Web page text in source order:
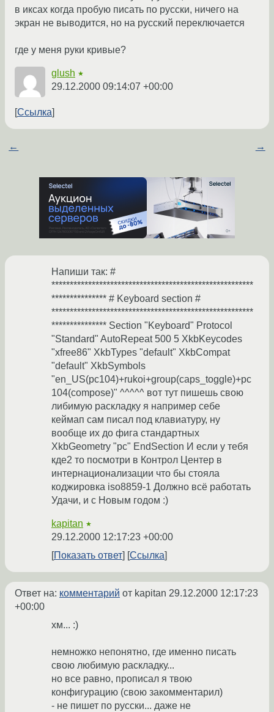
в иксах когда пробую писать по русски, ничего на
экран не выводится, но на русский переключается
где у меня руки кривые?
glush ★
29.12.2000 09:14:07 +00:00
Ссылка
← →
Напиши так: #
*******************************************************
*************** # Keyboard section #
*******************************************************
*************** Section "Keyboard" Protocol
"Standard" AutoRepeat 500 5 XkbKeycodes
"xfree86" XkbTypes "default" XkbCompat
"default" XkbSymbols
"en_US(pc104)+rukoi+group(caps_toggle)+pc
104(compose)" ^^^^^ вот тут пишешь свою
либимую раскладку я например себе
кеймап сам писал под клавиатуру, ну
вообще их до фига стандартных
XkbGeometry "pc" EndSection И если у тебя
кде2 то посмотри в Контрол Центер в
интернационализации что бы стояла
коджировка iso8859-1 Должно всё работать
Удачи, и с Новым годом :)
kapitan ★
29.12.2000 12:17:23 +00:00
Показать ответ
Ссылка
Ответ на: комментарий от kapitan 29.12.2000 12:17:23
+00:00
хм... :)
немножко непонятно, где именно писать
свою любимую раскладку...
но все равно, прописал я твою
конфигурацию (свою закомментарил)
- не пишет по русски... даже не